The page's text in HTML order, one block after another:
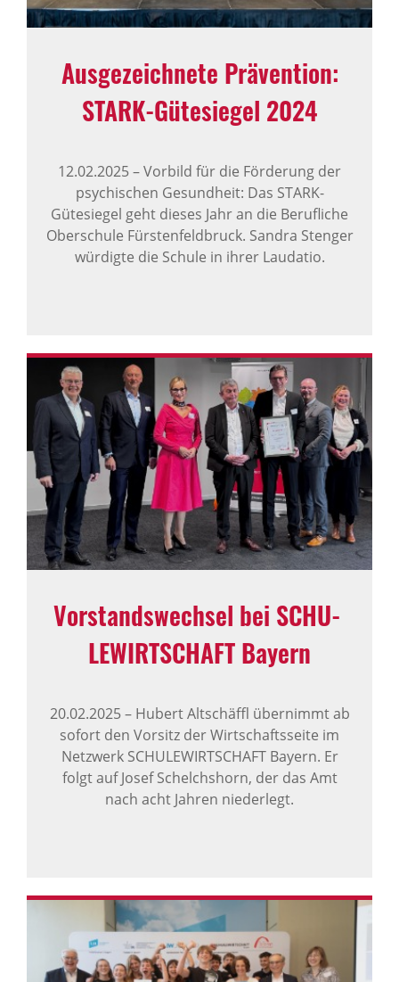
Ausge­zeich­nete Präven­tion:
STARK-​Gütesiegel 2024
12.02.2025–Vorbild für die Förderung der
psychischen Gesundheit: Das STARK-
Gütesiegel geht dieses Jahr an die Berufliche
Oberschule Fürstenfeldbruck. Sandra Stenger
würdigte die Schule in ihrer Laudatio.
Vorstands­wechsel bei SCHU­
LE­WIRT­SCHAFT Bayern
20.02.2025–Hubert Altschäffl übernimmt ab
sofort den Vorsitz der Wirtschaftsseite im
Netzwerk SCHULEWIRTSCHAFT Bayern. Er
folgt auf Josef Schelchshorn, der das Amt
nach acht Jahren niederlegt.